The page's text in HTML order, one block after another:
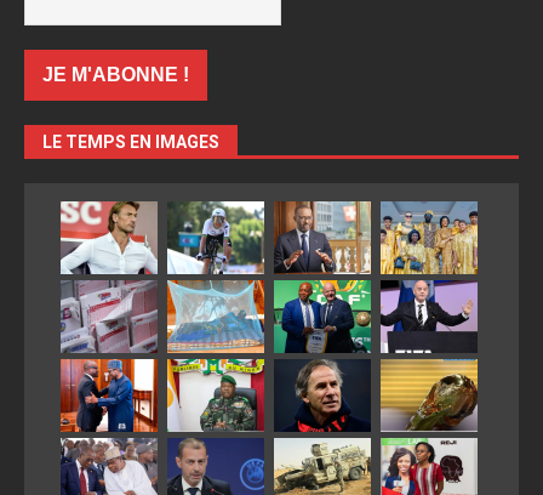
LE TEMPS EN IMAGES